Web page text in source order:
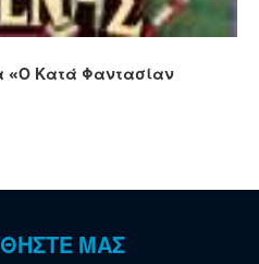
«Ο Κατά Φαντασίαν
ΜΑΣ